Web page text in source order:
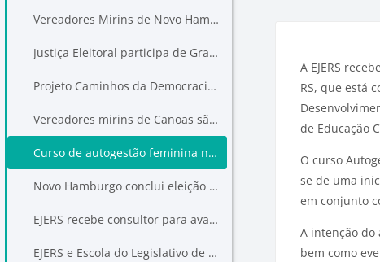
Vereadores Mirins de Novo Hamburgo recebem diplomas de eleitos
Justiça Eleitoral participa de Grande Expediente sobre Projeto Vereador Mirim na Câmara Municipal de Canoas
Projeto Caminhos da Democracia chega ao Interior
Vereadores mirins de Canoas são eleitos em votação com urnas eletrônicas
Curso de autogestão feminina no TRE-RS é avaliado por consultor do Prêmio Innovare
Novo Hamburgo conclui eleição de vereadores mirins, com urnas eletrônicas
EJERS recebe consultor para avaliar práticas que estão na disputa pelo 20º Prêmio Innovare
EJERS e Escola do Legislativo de Canoas encerram fase de palestras do Projeto Vereador Mirim
A EJERS
RS, que está
de Educação
O curso
se de uma
em conjunto
A intenção do
bem como